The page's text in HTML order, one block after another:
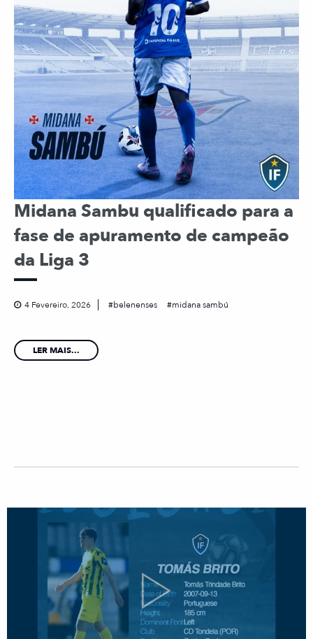
Midana Sambu qualificado para a
fase de apuramento de campeão
da Liga 3
4 Fevereiro, 2026 belenenses midana sambú
LER MAIS...